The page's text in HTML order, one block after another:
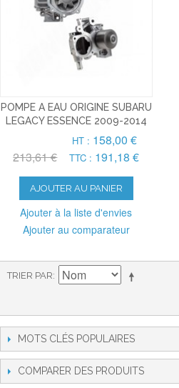
POMPE A EAU ORIGINE SUBARU
LEGACY ESSENCE 2009-2014
213,61 €
HT : 158,00 €
TTC : 191,18 €
AJOUTER AU PANIER
Ajouter à la liste d'envies
Ajouter au comparateur
TRIER PAR
MOTS CLÉS POPULAIRES
COMPARER DES PRODUITS